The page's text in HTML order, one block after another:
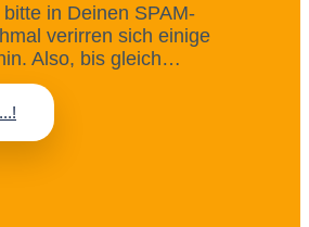
in Deinen SPAM-
verirren sich einige
Also, bis gleich…